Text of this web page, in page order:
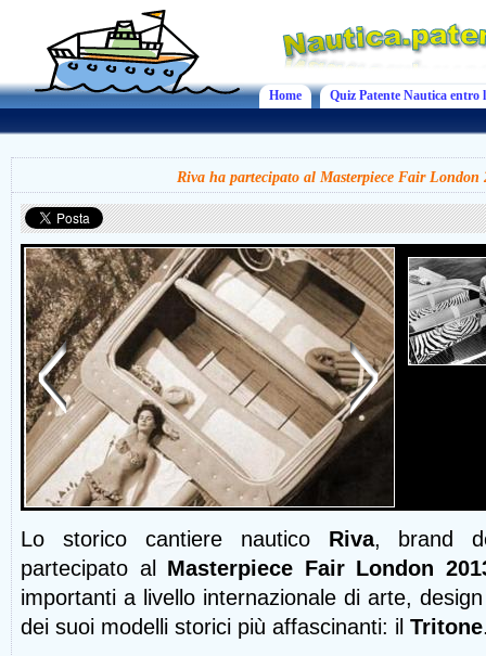
Home Quiz Patente Nautica entro
Riva ha partecipato al Masterpiece Fair
Lo storico cantiere nautico Riva, brand
partecipato al Masterpiece Fair London
importanti a livello internazionale di arte,
dei suoi modelli storici più affascinanti: il Tritone